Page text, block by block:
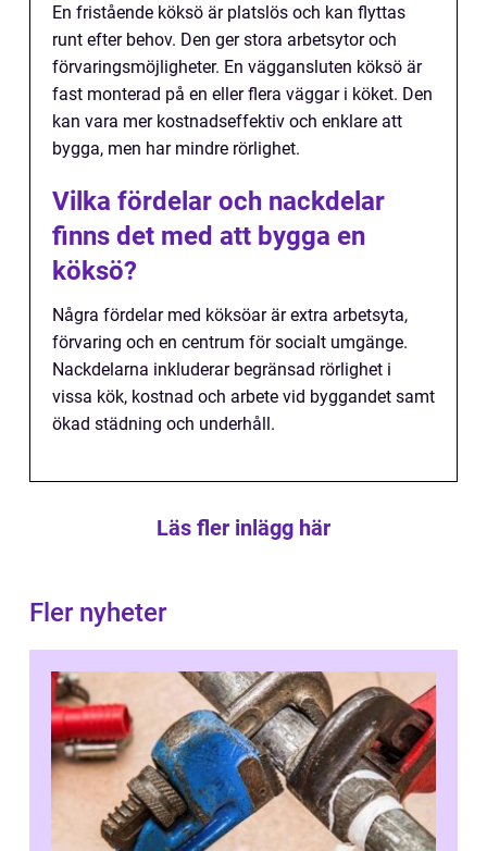
En fristående köksö är platslös och kan flyttas
runt efter behov. Den ger stora arbetsytor och
förvaringsmöjligheter. En väggansluten köksö är
fast monterad på en eller flera väggar i köket. Den
kan vara mer kostnadseffektiv och enklare att
bygga, men har mindre rörlighet.
Vilka fördelar och nackdelar
finns det med att bygga en
köksö?
Några fördelar med köksöar är extra arbetsyta,
förvaring och en centrum för socialt umgänge.
Nackdelarna inkluderar begränsad rörlighet i
vissa kök, kostnad och arbete vid byggandet samt
ökad städning och underhåll.
Läs fler inlägg här
Fler nyheter